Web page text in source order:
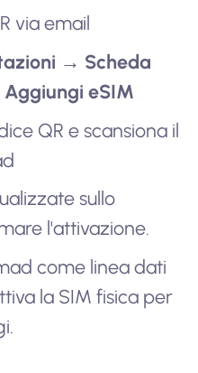
via email
→ Scheda
eSIM
QR e scansiona il
sullo
l'attivazione.
come linea dati
la SIM fisica per